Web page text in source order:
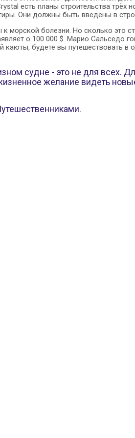
есть планы строительства трёх
Они должны быть введены в
к морской болезни. Но сколько это
о 100 000 $. Марио Сальседо
будете вы путешествовать в
судне - это не для всех.
желание видеть